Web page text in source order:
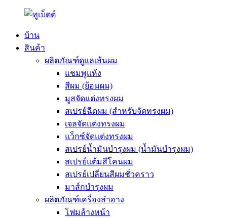
บ้าน
สินค้า
ผลิตภัณฑ์ดูแลเส้นผม
แชมพูแห้ง
สีผม (ย้อมผม)
มูสจัดแต่งทรงผม
สเปรย์ฉีดผม (สำหรับจัดทรงผม)
เจลจัดแต่งทรงผม
แว็กซ์จัดแต่งทรงผม
สเปรย์น้ำมันบำรุงผม (น้ำมันบำรุงผม)
สเปรย์แต้มสีโคนผม
สเปรย์เปลี่ยนสีผมชั่วคราว
มาส์กบำรุงผม
ผลิตภัณฑ์เครื่องสำอาง
โฟมล้างหน้า